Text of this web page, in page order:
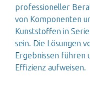
professioneller
von Komponenten
Kunststoffen in
sein. Die Lösungen
Ergebnissen führen
Effizienz aufweisen.